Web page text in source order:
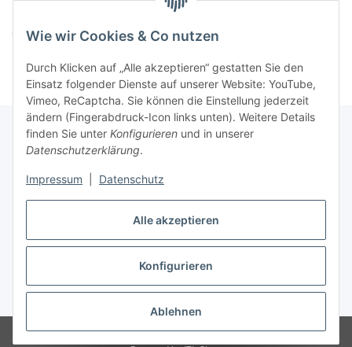
Alle akzeptieren
Konfigurieren
Ablehnen
Wie wir Cookies & Co nutzen
Durch Klicken auf „Alle akzeptieren“ gestatten Sie den
Einsatz folgender Dienste auf unserer Website: YouTube,
Vimeo, ReCaptcha. Sie können die Einstellung jederzeit
ändern (Fingerabdruck-Icon links unten). Weitere Details
finden Sie unter Konfigurieren und in unserer
Datenschutzerklärung.
Impressum Datenschutz
Loading... Komponenten werden geladen ...
Gesetzliche Informationen
Vertrag widerrufen
* Alle Preise inkl. gesetzlicher USt., zzgl.Versand
© Easy-Tex.com